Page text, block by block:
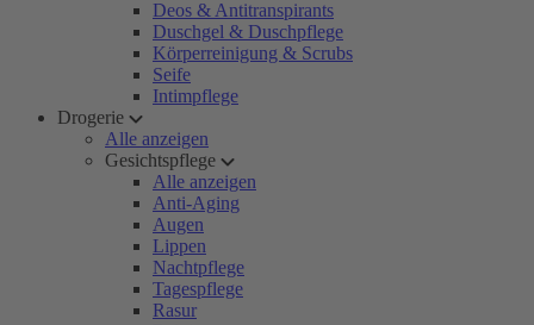
Deos & Antitranspirants
Duschgel & Duschpflege
Körperreinigung & Scrubs
Seife
Intimpflege
Drogerie
Alle anzeigen
Gesichtspflege
Alle anzeigen
Anti-Aging
Augen
Lippen
Nachtpflege
Tagespflege
Rasur